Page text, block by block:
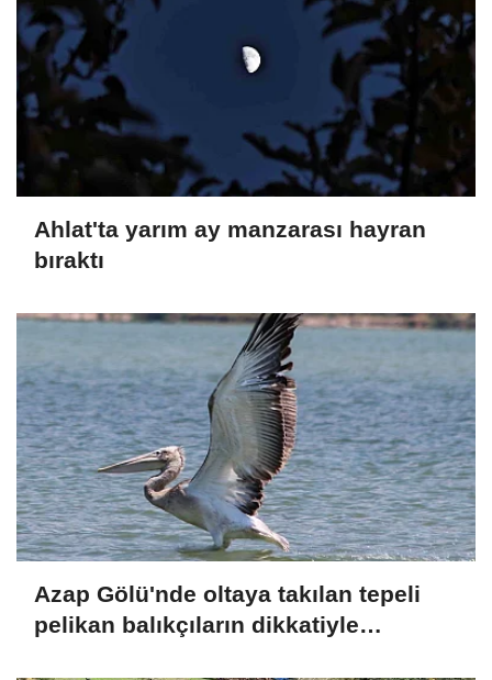
Ahlat'ta yarım ay manzarası hayran
bıraktı
Azap Gölü'nde oltaya takılan tepeli
pelikan balıkçıların dikkatiyle